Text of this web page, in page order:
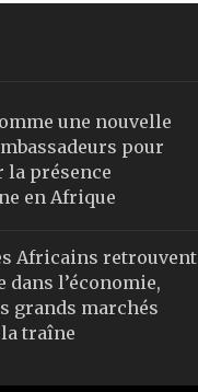
une nouvelle
pour
la présence
en Afrique
Africains retrouvent
dans l’économie,
grands marchés
traîne